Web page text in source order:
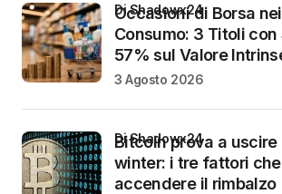
Occasioni di Borsa
Consumo: 3 Titoli
57% sul Valore
di Shadowx24
3 Agosto 2026
Bitcoin prova a
winter: i tre fattori
accendere il rimbalzo
di Shadowx24